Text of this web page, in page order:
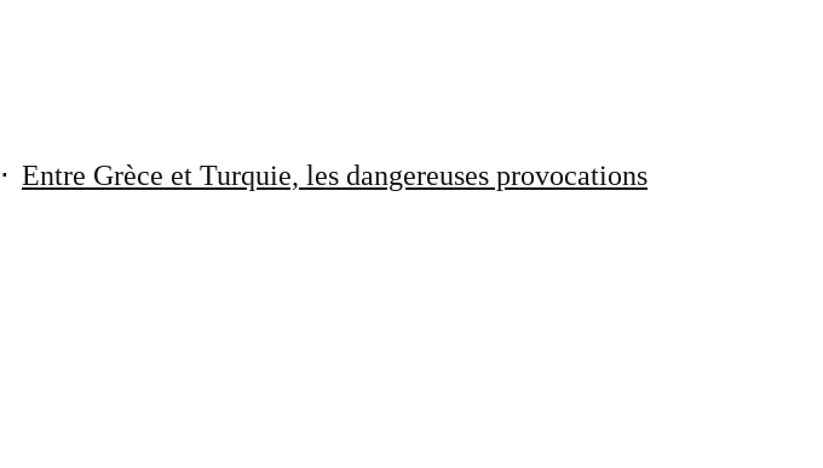
Entre Grèce et Turquie, les dangereuses provocations